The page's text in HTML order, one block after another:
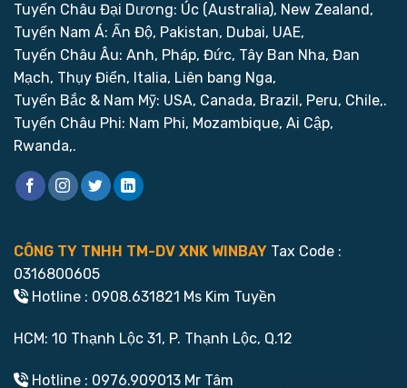
Tuyến Châu Đại Dương: Úc (Australia), New Zealand,
Tuyến Nam Á: Ấn Độ, Pakistan, Dubai, UAE,
Tuyến Châu Âu: Anh, Pháp, Đức, Tây Ban Nha, Đan
Mạch, Thụy Điển, Italia, Liên bang Nga,
Tuyến Bắc & Nam Mỹ: USA, Canada, Brazil, Peru, Chile,.
Tuyến Châu Phi: Nam Phi, Mozambique, Ai Cập,
Rwanda,.
CÔNG TY TNHH TM-DV XNK WINBAY Tax Code :
0316800605
Hotline : 0908.631821 Ms Kim Tuyền
HCM: 10 Thạnh Lộc 31, P. Thạnh Lộc, Q.12
Hotline : 0976.909013 Mr Tâm